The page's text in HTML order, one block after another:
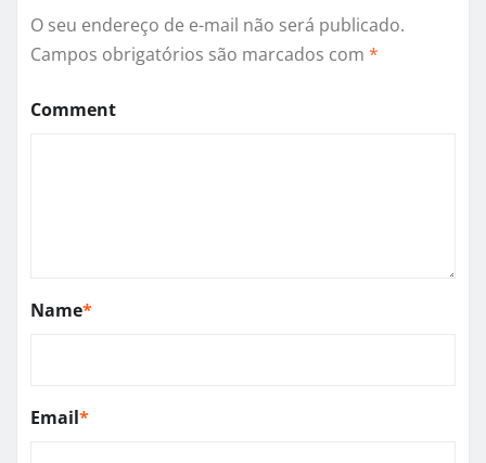
O seu endereço de e-mail não será publicado.
Campos obrigatórios são marcados com *
Comment
Name*
Email*